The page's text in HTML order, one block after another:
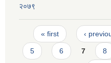
२०७९
Pages
« first ‹
5 6 7 8